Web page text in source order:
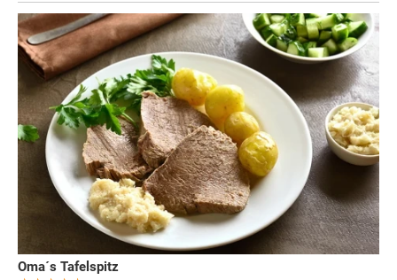
Oma´s Tafelspitz